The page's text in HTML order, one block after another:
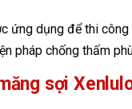
ứng dụng để thi
pháp chống thấm
sợi